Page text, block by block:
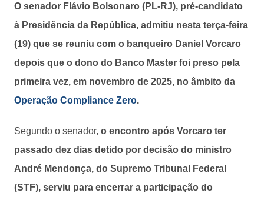
O senador Flávio Bolsonaro (PL-RJ), pré-candidato
à Presidência da República, admitiu nesta terça-feira
(19) que se reuniu com o banqueiro Daniel Vorcaro
depois que o dono do Banco Master foi preso pela
primeira vez, em novembro de 2025, no âmbito da
Operação Compliance Zero.
Segundo o senador, o encontro após Vorcaro ter
passado dez dias detido por decisão do ministro
André Mendonça, do Supremo Tribunal Federal
(STF), serviu para encerrar a participação do